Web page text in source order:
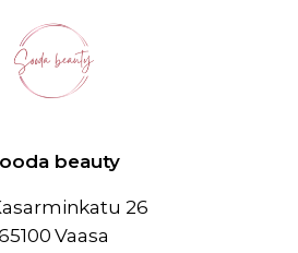
beauty
26
Vaasa